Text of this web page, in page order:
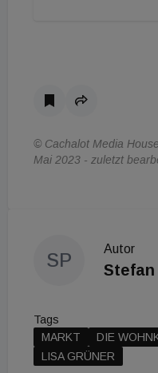
© Cachalot Media
Mai 2023 - zuletzt
SP
Autor
Stefan
Tags
MARKT
DIE
LISA GRÜNER